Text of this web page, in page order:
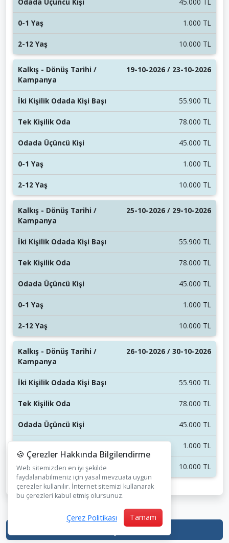
1.000 TL
10.000 TL
19-10-2026 / 23-10-2026
55.900 TL
78.000 TL
45.000 TL
1.000 TL
10.000 TL
25-10-2026 / 29-10-2026
55.900 TL
78.000 TL
45.000 TL
1.000 TL
10.000 TL
26-10-2026 / 30-10-2026
55.900 TL
78.000 TL
45.000 TL
1.000 TL
10.000 TL
Genel Şartlar
🍪 Çerezler Hakkında Bilgilendirme
Web sitemizden en iyi şekilde
faydalanabilmeniz için yasal mevzuata uygun
çerezler kullanılır. İnternet sitemizi kullanarak
bu çerezleri kabul etmiş olursunuz.
Çerez Politikası Tamam